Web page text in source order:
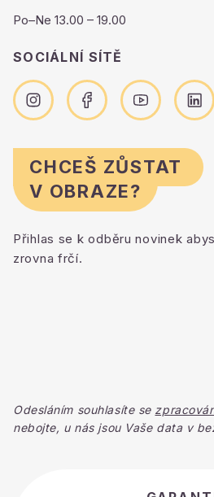
Po–Ne 13.00 – 19.00
SOCIÁLNÍ SÍTĚ
CHCEŠ ZŮSTAT
V OBRAZE?
Přihlas se k odběru novinek
zrovna frčí.
Odesláním souhlasíte se
nebojte, u nás jsou Vaše data v